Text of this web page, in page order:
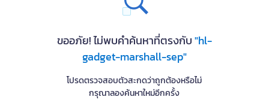
ขออภัย! ไม่พบคำค้นหาที่ตรงกับ"hl-
gadget-marshall-sep"
โปรดตรวจสอบตัวสะกดว่าถูกต้องหรือไม่
กรุณาลองค้นหาใหม่อีกครั้ง